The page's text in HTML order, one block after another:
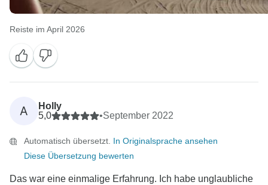
Reiste im April 2026
A
Holly
5,0
•September 2022
Automatisch übersetzt. In Originalsprache ansehen
Diese Übersetzung bewerten
Das war eine einmalige Erfahrung. Ich habe unglaubliche